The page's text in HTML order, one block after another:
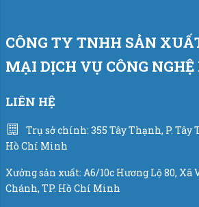
giúp mỗi bao 50kg đạt đúng trọng
✅ Tích hợp băng tải tải hàng trực tiếp
tàu, giúp giảm thời gian chờ đợi và tối
khẩu.
Tham khảo video clip dây chuyền
CÔNG TY TNHH SẢN
MẠI DỊCH VỤ CÔNG
LIÊN HỆ
Trụ sở chính: 355 Tây Thạnh, P. Tây
Hồ Chí Minh
Xưởng sản xuất: A6/10c Hương Lộ 80, Xã
Chánh, TP. Hồ Chí Minh